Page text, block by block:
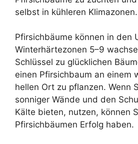
selbst in kühleren Klimazonen.
Pfirsichbäume können in den
Winterhärtezonen 5–9
Schlüssel zu glücklichen
einen Pfirsichbaum an einem
hellen Ort zu pflanzen. Wenn
sonniger Wände und den
Kälte bieten, nutzen, können
Pfirsichbäumen Erfolg haben.